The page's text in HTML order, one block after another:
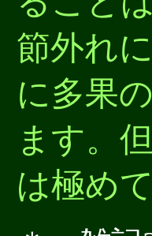
節外れ
に多果
ます。
は極め